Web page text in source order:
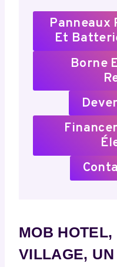
Panneaux
Et
Borne
MOB
VILLAGE,